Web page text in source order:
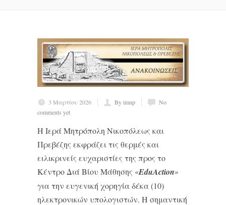
3 Μαρτίου 2026 By imnp
No
comments yet
Η Ιερά Μητρόπολη Νικοπόλεως και
Πρεβέζης εκφράζει τις θερμές και
ειλικρινείς ευχαριστίες της προς το
Κέντρο Διά Βίου Μάθησης «EduAction»
για την ευγενική χορηγία δέκα (10)
ηλεκτρονικών υπολογιστών. Η σημαντική